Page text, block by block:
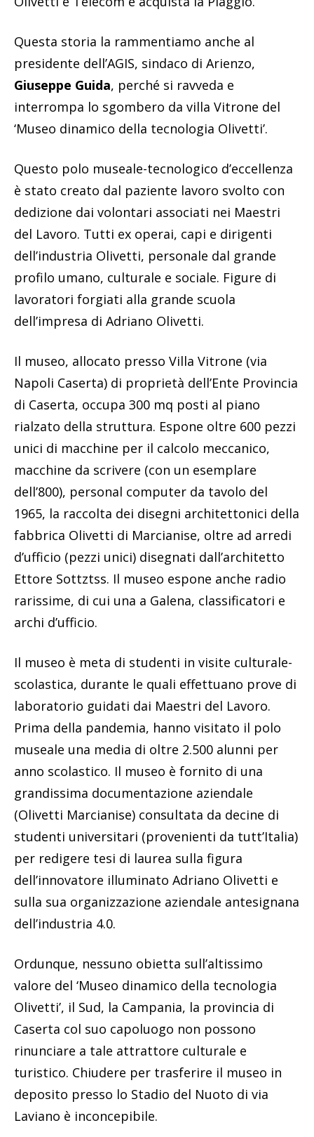
Questa storia la rammentiamo anche al
presidente dell’AGIS, sindaco di Arienzo,
Giuseppe Guida, perché si ravveda e
interrompa lo sgombero da villa Vitrone del
‘Museo dinamico della tecnologia Olivetti’.
Questo polo museale-tecnologico d’eccellenza
è stato creato dal paziente lavoro svolto con
dedizione dai volontari associati nei Maestri
del Lavoro. Tutti ex operai, capi e dirigenti
dell’industria Olivetti, personale dal grande
profilo umano, culturale e sociale. Figure di
lavoratori forgiati alla grande scuola
dell’impresa di Adriano Olivetti.
Il museo, allocato presso Villa Vitrone (via
Napoli Caserta) di proprietà dell’Ente Provincia
di Caserta, occupa 300 mq posti al piano
rialzato della struttura. Espone oltre 600 pezzi
unici di macchine per il calcolo meccanico,
macchine da scrivere (con un esemplare
dell’800), personal computer da tavolo del
1965, la raccolta dei disegni architettonici della
fabbrica Olivetti di Marcianise, oltre ad arredi
d’ufficio (pezzi unici) disegnati dall’architetto
Ettore Sottztss. Il museo espone anche radio
rarissime, di cui una a Galena, classificatori e
archi d’ufficio.
Il museo è meta di studenti in visite culturale-
scolastica, durante le quali effettuano prove di
laboratorio guidati dai Maestri del Lavoro.
Prima della pandemia, hanno visitato il polo
museale una media di oltre 2.500 alunni per
anno scolastico. Il museo è fornito di una
grandissima documentazione aziendale
(Olivetti Marcianise) consultata da decine di
studenti universitari (provenienti da tutt’Italia)
per redigere tesi di laurea sulla figura
dell’innovatore illuminato Adriano Olivetti e
sulla sua organizzazione aziendale antesignana
dell’industria 4.0.
Ordunque, nessuno obietta sull’altissimo
valore del ‘Museo dinamico della tecnologia
Olivetti’, il Sud, la Campania, la provincia di
Caserta col suo capoluogo non possono
rinunciare a tale attrattore culturale e
turistico. Chiudere per trasferire il museo in
deposito presso lo Stadio del Nuoto di via
Laviano è inconcepibile.